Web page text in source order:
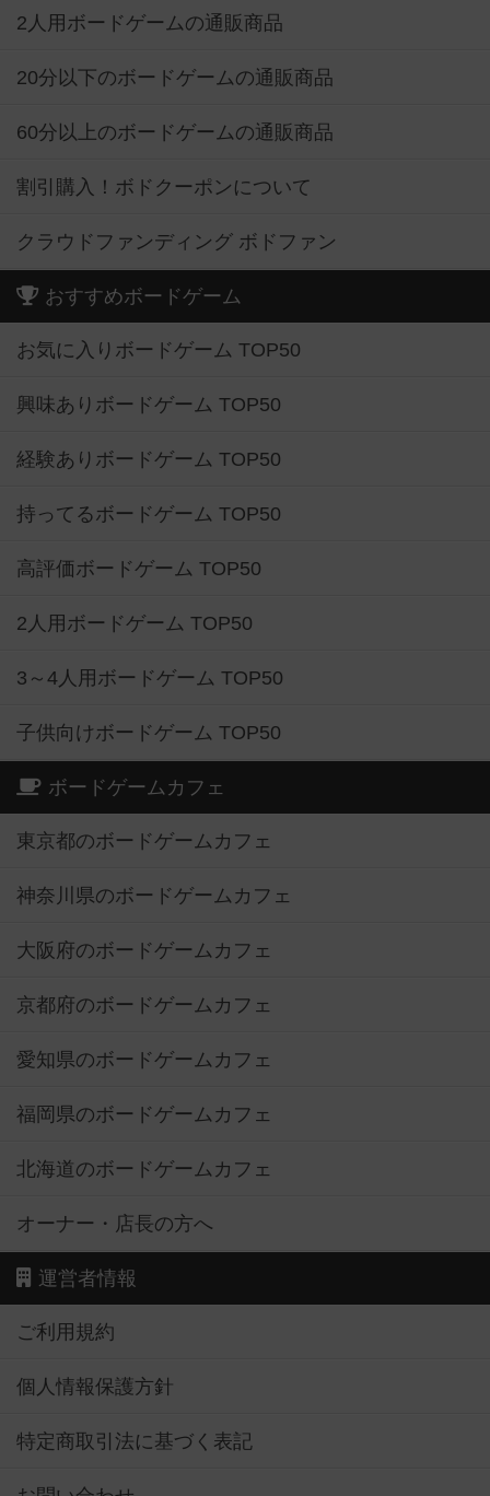
2人用ボードゲームの通販商品
20分以下のボードゲームの通販商品
60分以上のボードゲームの通販商品
割引購入！ボドクーポンについて
クラウドファンディング ボドファン
おすすめボードゲーム
お気に入りボードゲーム TOP50
興味ありボードゲーム TOP50
経験ありボードゲーム TOP50
持ってるボードゲーム TOP50
高評価ボードゲーム TOP50
2人用ボードゲーム TOP50
3～4人用ボードゲーム TOP50
子供向けボードゲーム TOP50
ボードゲームカフェ
東京都のボードゲームカフェ
神奈川県のボードゲームカフェ
大阪府のボードゲームカフェ
京都府のボードゲームカフェ
愛知県のボードゲームカフェ
福岡県のボードゲームカフェ
北海道のボードゲームカフェ
オーナー・店長の方へ
運営者情報
ご利用規約
個人情報保護方針
特定商取引法に基づく表記